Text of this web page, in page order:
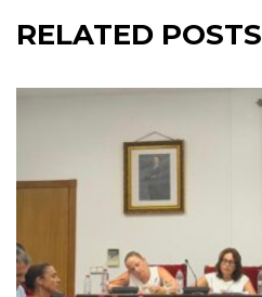
RELATED POSTS